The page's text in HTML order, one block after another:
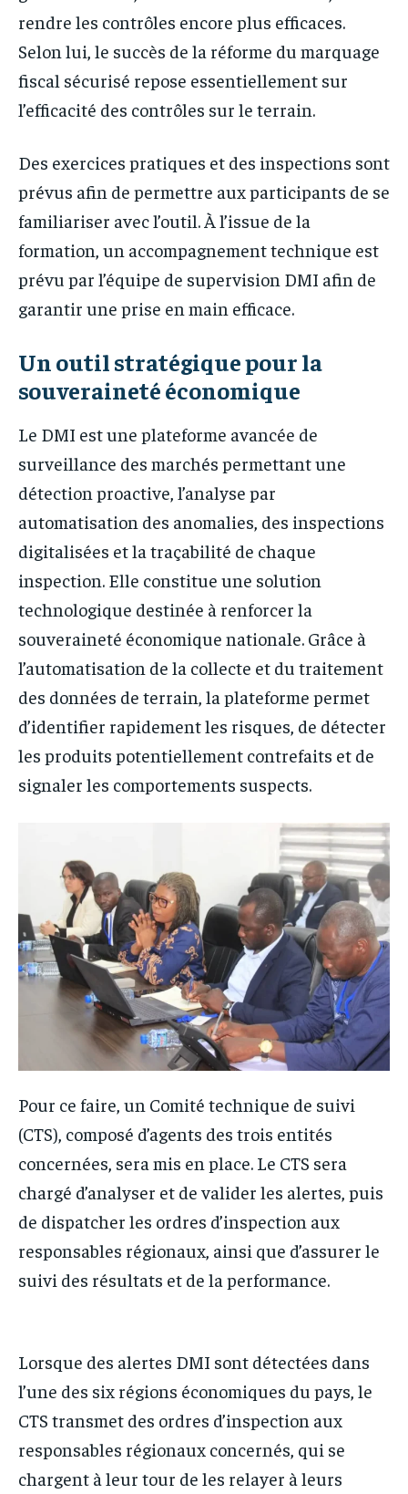
rendre les contrôles encore plus efficaces.
Selon lui, le succès de la réforme du marquage
fiscal sécurisé repose essentiellement sur
l’efficacité des contrôles sur le terrain.
Des exercices pratiques et des inspections sont
prévus afin de permettre aux participants de se
familiariser avec l’outil. À l’issue de la
formation, un accompagnement technique est
prévu par l’équipe de supervision DMI afin de
garantir une prise en main efficace.
Un outil stratégique pour la
souveraineté économique
Le DMI est une plateforme avancée de
surveillance des marchés permettant une
détection proactive, l’analyse par
automatisation des anomalies, des inspections
digitalisées et la traçabilité de chaque
inspection. Elle constitue une solution
technologique destinée à renforcer la
souveraineté économique nationale. Grâce à
l’automatisation de la collecte et du traitement
des données de terrain, la plateforme permet
d’identifier rapidement les risques, de détecter
les produits potentiellement contrefaits et de
signaler les comportements suspects.
Pour ce faire, un Comité technique de suivi
(CTS), composé d’agents des trois entités
concernées, sera mis en place. Le CTS sera
chargé d’analyser et de valider les alertes, puis
de dispatcher les ordres d’inspection aux
responsables régionaux, ainsi que d’assurer le
suivi des résultats et de la performance.
Lorsque des alertes DMI sont détectées dans
l’une des six régions économiques du pays, le
CTS transmet des ordres d’inspection aux
responsables régionaux concernés, qui se
chargent à leur tour de les relayer à leurs